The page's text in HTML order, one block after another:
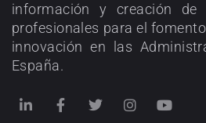
información y creación de
profesionales para el
innovación en las
España.